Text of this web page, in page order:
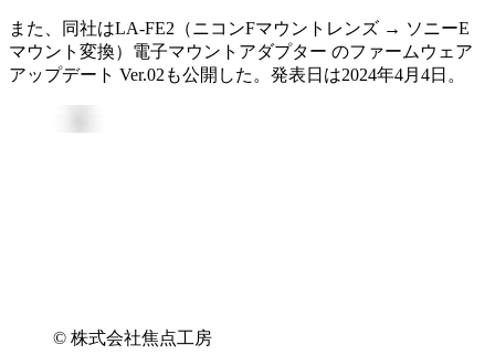
また、同社はLA-FE2（ニコンFマウントレンズ → ソニーE
マウント変換）電子マウントアダプター のファームウェア
アップデート Ver.02も公開した。発表日は2024年4月4日。
© 株式会社焦点工房